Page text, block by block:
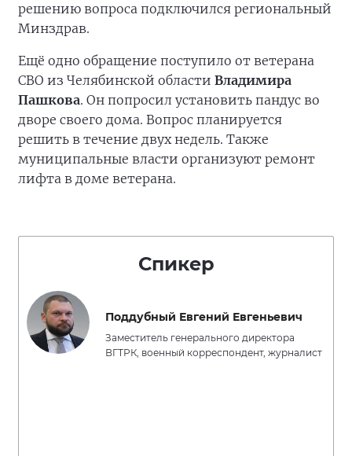
решению вопроса подключился региональный
Минздрав.
Ещё одно обращение поступило от ветерана
СВО из Челябинской области Владимира
Пашкова. Он попросил установить пандус во
дворе своего дома. Вопрос планируется
решить в течение двух недель. Также
муниципальные власти организуют ремонт
лифта в доме ветерана.
Спикер
Поддубный Евгений Евгеньевич
Заместитель генерального директора
ВГТРК, военный корреспондент, журналист